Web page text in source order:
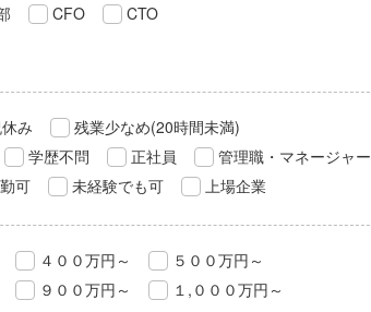
CFO
CTO
み
残業少なめ(20時間未満)
学歴不問 正社員
管理職・マネージャー
可 未経験でも可 上場企業
４００万円～
５００万円～
９００万円～ １,０００万円～